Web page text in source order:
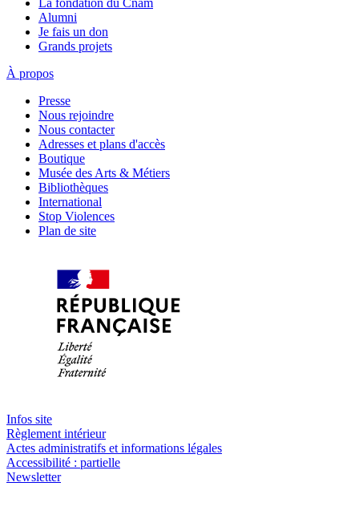
La fondation du Cnam
Alumni
Je fais un don
Grands projets
À propos
Presse
Nous rejoindre
Nous contacter
Adresses et plans d'accès
Boutique
Musée des Arts & Métiers
Bibliothèques
International
Stop Violences
Plan de site
Infos site
Règlement intérieur
Actes administratifs et informations légales
Accessibilité : partielle
Newsletter